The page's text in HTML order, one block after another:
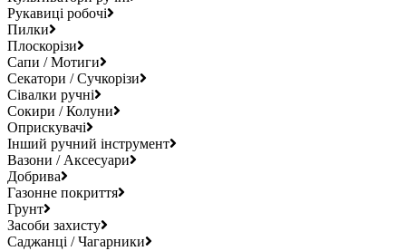
Рукавиці робочі
Пилки
Плоскорізи
Сапи / Мотиги
Секатори / Сучкорізи
Сівалки ручні
Сокири / Колуни
Оприскувачі
Інший ручний інструмент
Вазони / Аксесуари
Добрива
Газонне покриття
Грунт
Засоби захисту
Саджанці / Чагарники